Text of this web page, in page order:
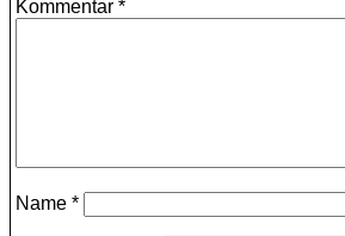
Kommentar *
Name *